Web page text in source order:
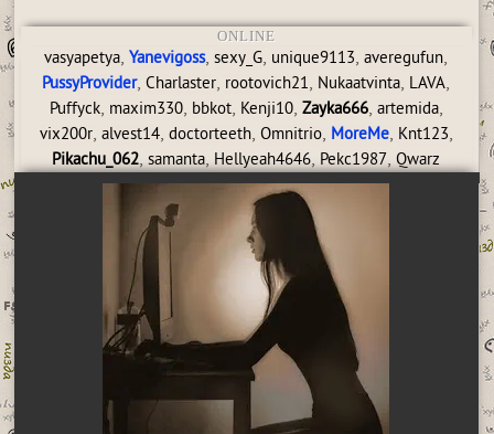
ONLINE
vasyapetya,Yanevigoss,sexy_G, unique9113,averegufun,
PussyProvider,Charlaster, rootovich21, Nukaatvinta, LAVA,
Puffyck, maxim330, bbkot, Kenji10, Zayka666, artemida,
vix200r, alvest14, doctorteeth, Omnitrio, MoreMe, Knt123,
Pikachu_062,samanta, Hellyeah4646, Pekc1987,Qwarz